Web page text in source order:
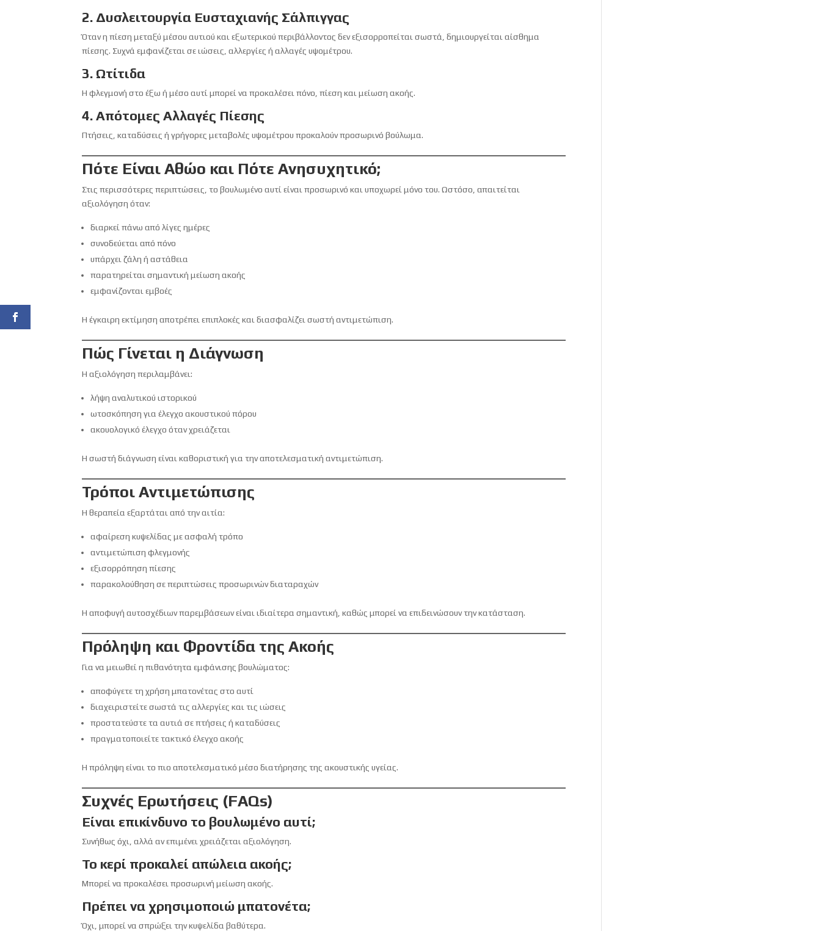
2. Δυσλειτουργία Ευσταχιανής Σάλπιγγας
Όταν η πίεση μεταξύ μέσου αυτιού και εξωτερικού περιβάλλοντος δεν εξισορροπείται σωστά, δημιουργείται αίσθημα
πίεσης. Συχνά εμφανίζεται σε ιώσεις, αλλεργίες ή αλλαγές υψομέτρου.
3. Ωτίτιδα
Η φλεγμονή στο έξω ή μέσο αυτί μπορεί να προκαλέσει πόνο, πίεση και μείωση ακοής.
4. Απότομες Αλλαγές Πίεσης
Πτήσεις, καταδύσεις ή γρήγορες μεταβολές υψομέτρου προκαλούν προσωρινό βούλωμα.
Πότε Είναι Αθώο και Πότε Ανησυχητικό;
Στις περισσότερες περιπτώσεις, το βουλωμένο αυτί είναι προσωρινό και υποχωρεί μόνο του. Ωστόσο, απαιτείται
αξιολόγηση όταν:
διαρκεί πάνω από λίγες ημέρες
συνοδεύεται από πόνο
υπάρχει ζάλη ή αστάθεια
παρατηρείται σημαντική μείωση ακοής
εμφανίζονται εμβοές
Η έγκαιρη εκτίμηση αποτρέπει επιπλοκές και διασφαλίζει σωστή αντιμετώπιση.
Πώς Γίνεται η Διάγνωση
Η αξιολόγηση περιλαμβάνει:
λήψη αναλυτικού ιστορικού
ωτοσκόπηση για έλεγχο ακουστικού πόρου
ακουολογικό έλεγχο όταν χρειάζεται
Η σωστή διάγνωση είναι καθοριστική για την αποτελεσματική αντιμετώπιση.
Τρόποι Αντιμετώπισης
Η θεραπεία εξαρτάται από την αιτία:
αφαίρεση κυψελίδας με ασφαλή τρόπο
αντιμετώπιση φλεγμονής
εξισορρόπηση πίεσης
παρακολούθηση σε περιπτώσεις προσωρινών διαταραχών
Η αποφυγή αυτοσχέδιων παρεμβάσεων είναι ιδιαίτερα σημαντική, καθώς μπορεί να επιδεινώσουν την κατάσταση.
Πρόληψη και Φροντίδα της Ακοής
Για να μειωθεί η πιθανότητα εμφάνισης βουλώματος:
αποφύγετε τη χρήση μπατονέτας στο αυτί
διαχειριστείτε σωστά τις αλλεργίες και τις ιώσεις
προστατεύστε τα αυτιά σε πτήσεις ή καταδύσεις
πραγματοποιείτε τακτικό έλεγχο ακοής
Η πρόληψη είναι το πιο αποτελεσματικό μέσο διατήρησης της ακουστικής υγείας.
Συχνές Ερωτήσεις (FAQs)
Είναι επικίνδυνο το βουλωμένο αυτί;
Συνήθως όχι, αλλά αν επιμένει χρειάζεται αξιολόγηση.
Το κερί προκαλεί απώλεια ακοής;
Μπορεί να προκαλέσει προσωρινή μείωση ακοής.
Πρέπει να χρησιμοποιώ μπατονέτα;
Όχι, μπορεί να σπρώξει την κυψελίδα βαθύτερα.